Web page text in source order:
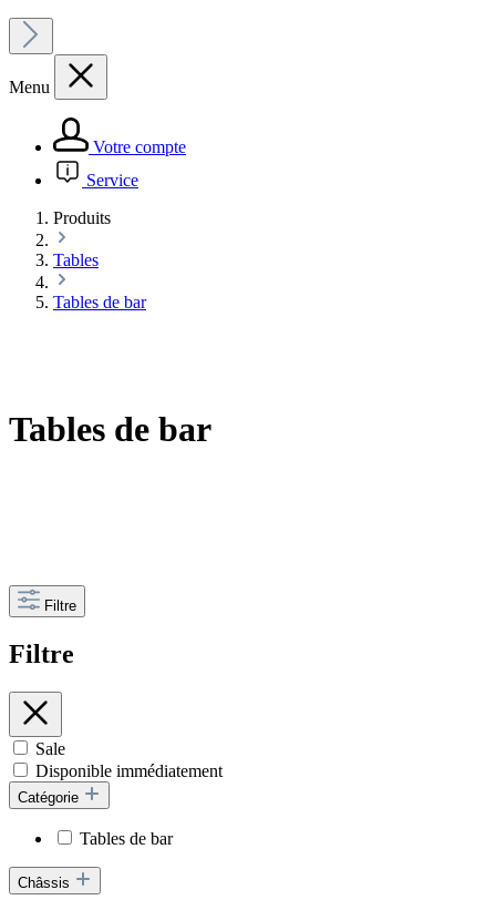
Menu
Votre compte
Service
Produits
Tables
Tables de bar
Tables de bar
Filtre
Filtre
Sale
Disponible immédiatement
Catégorie
Tables de bar
Châssis